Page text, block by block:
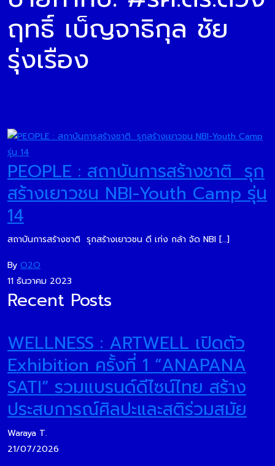
ฤทธิ์ เบ็ญจาธิกุล ชัย
รุ่งเรือง
PEOPLE : สถาบันการสร้างชาติ รุก
สร้างเยาวชน NBI-Youth Camp รุ่น
14
สถาบันการสร้างชาติ รุกสร้างเยาวชน ดี เก่ง กล้า จัด NBI […]
By O2O
11 ธันวาคม 2023
Recent Posts
WELLNESS : ARTWELL เปิดตัว
Exhibition ครั้งที่ 1 “ANAPANA
SATI” รวมแบรนด์ดีไซน์ไทย สร้าง
ประสบการณ์ศิลปะและสติร่วมสมัย
Waraya T.
21/07/2026